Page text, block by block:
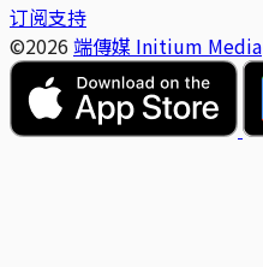
订阅支持
©2026 端傳媒 Initium Media